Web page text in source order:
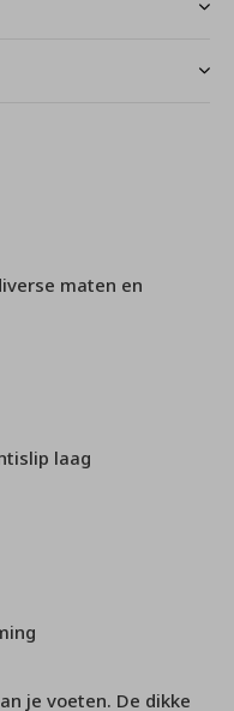
maten en
laag
je voeten. De dikke